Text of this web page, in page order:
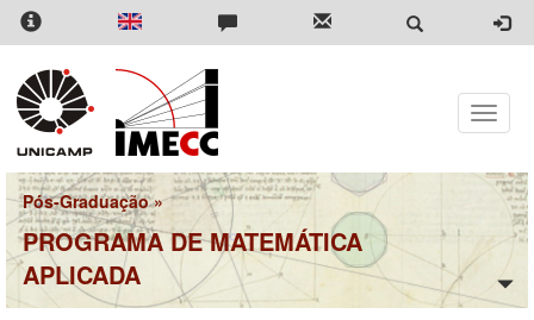
Pular
para
conteúdo
principal
Toggle
Pós-Graduação»
PROGRAMA DE MATEMÁTICA
APLICADA